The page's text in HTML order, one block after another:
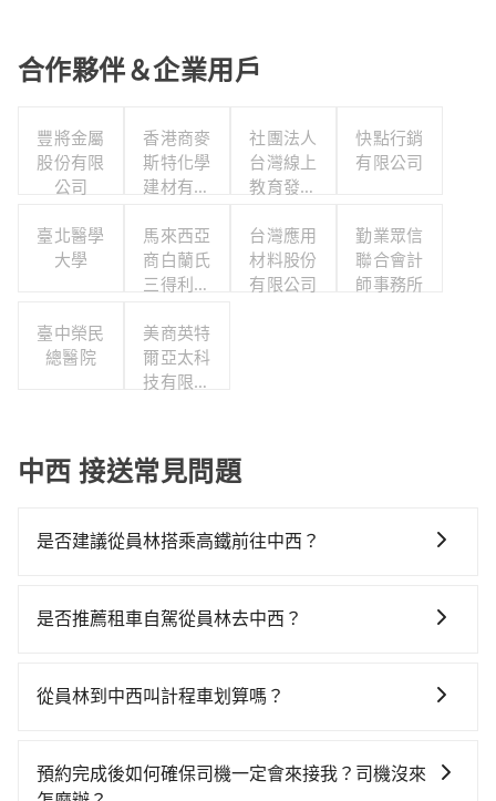
合作夥伴＆企業用戶
豐將金屬
股份有限
公司
香港商麥
斯特化學
建材有限
分公司
社團法人
台灣線上
教育發展
快點行銷
有限公司
臺北醫學
大學
馬來西亞
商白蘭氏
三得利股
司台灣分
公司
台灣應用
材料股份
有限公司
勤業眾信
聯合會計
師事務所
臺中榮民
總醫院
美商英特
爾亞太科
技有限公
中西 接送常見問題
是否建議從員林搭乘高鐵前往中西？
計程車前往高鐵站！不過從最早一班車06:36到末班車
縣員林市前往最靠近的彰化高鐵站，叫一輛計程車花費
分鐘（平均40分）的高鐵從彰化站前往台南高鐵站，每
是否推薦租車自駕從員林去中西？
時不需要閉目養神（因為要自己開車），最重要的是你
$115~205承租小轎車，每公里再額外加收$3.2，從員林
從員林到中西叫計程車划算嗎？
灣大車隊、Uber和Yoxi，如果在路邊攔不到車，也可考
慮打電話至員林附近的計程車隊，如永豐計程車、員林
預約完成後如何確保司機一定會來接我？司機沒來